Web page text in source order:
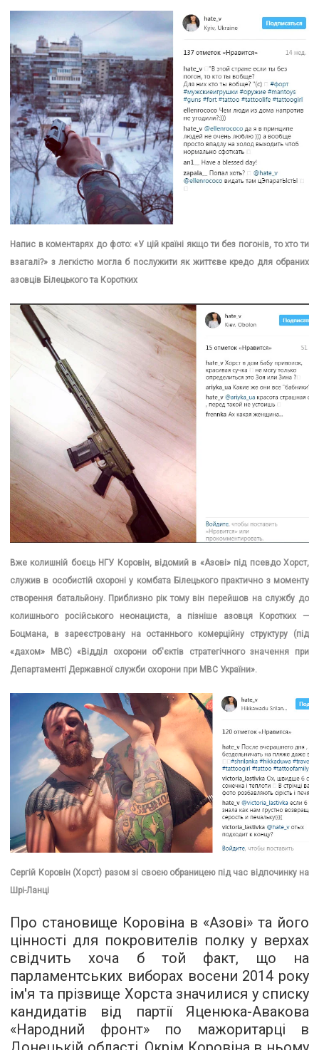
Напис в коментарях до фото: «У цій країні якщо ти без погонів, то хто ти
взагалі?» з легкістю могла б послужити як життєве кредо для обраних
азовців Білецького та Коротких
Вже колишній боєць НГУ Коровін, відомий в «Азові» під псевдо Хорст,
служив в особистій охороні у комбата Білецького практично з моменту
створення батальйону. Приблизно рік тому він перейшов на службу до
колишнього російського неонациста, а пізніше азовця Коротких —
Боцмана, в зареєстровану на останнього комерційну структуру (під
«дахом» МВС) «Відділ охорони об'єктів стратегічного значення при
Департаменті Державної служби охорони при МВС України».
Сергій Коровін (Хорст) разом зі своєю обраницею під час відпочинку на
Шрі-Ланці
Про становище Коровіна в «Азові» та його
цінності для покровителів полку у верхах
свідчить хоча б той факт, що на
парламентських виборах восени 2014 року
ім'я та прізвище Хорста значилися у списку
кандидатів від партії Яценюка-Авакова
«Народний фронт» по мажоритарці в